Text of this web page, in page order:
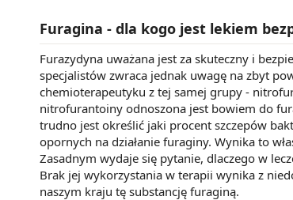
Furagina - dla kogo jest lekiem
Furazydyna uważana jest za skuteczny i
specjalistów zwraca jednak uwagę na zbyt
chemioterapeutyku z tej samej grupy -
nitrofurantoiny odnoszona jest bowiem do
trudno jest określić jaki procent szczepów
opornych na działanie furaginy. Wynika to
Zasadnym wydaje się pytanie, dlaczego w
Brak jej wykorzystania w terapii wynika z
naszym kraju tę substancję furaginą.